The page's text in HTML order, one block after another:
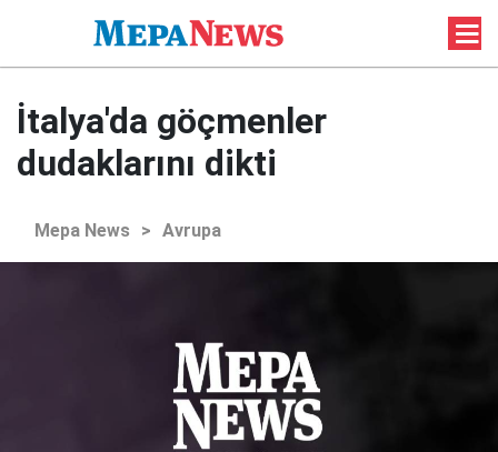
İtalya'da göçmenler
dudaklarını dikti
Mepa News > Avrupa